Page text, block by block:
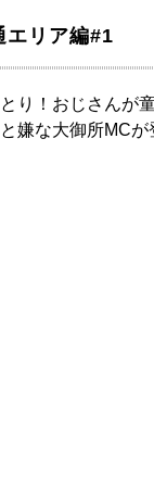
リア編#1
り！おじさんが
嫌な大御所MC